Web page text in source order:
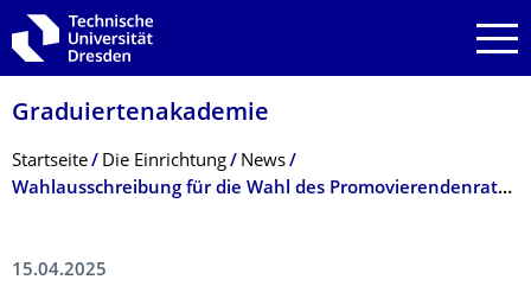
Zur Hauptnavigation springen
Zur Suche springen
Zum Inhalt springen
Graduiertenakade­mie
Breadcrumb-Menü
Startseite Die Einrichtung
News
Wahlausschrei­bung für die Wahl des Promovierenden­rats 2025/26
15.04.2025